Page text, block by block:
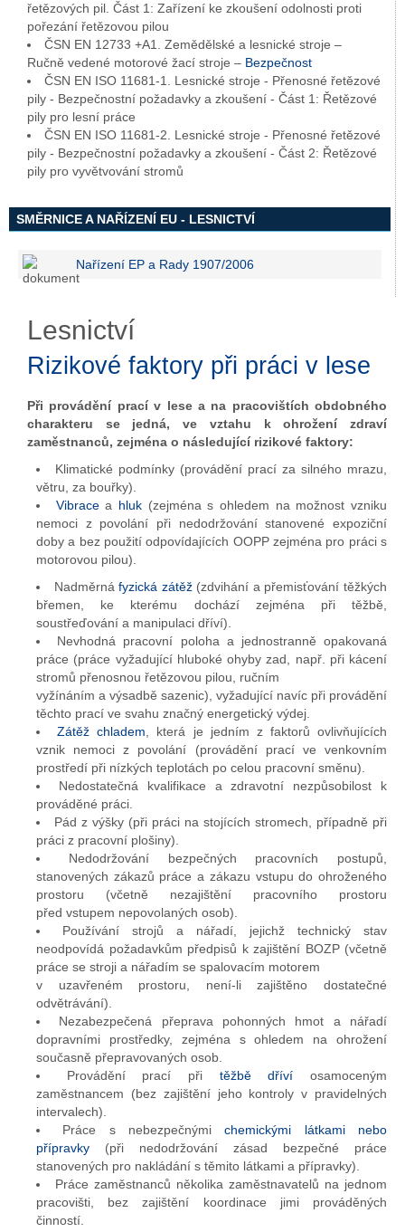
řetězových pil. Část 1: Zařízení ke zkoušení odolnosti proti
pořezání řetězovou pilou
ČSN EN 12733 +A1. Zemědělské a lesnické stroje –
Ručně vedené motorové žací stroje – Bezpečnost
ČSN EN ISO 11681-1. Lesnické stroje - Přenosné řetězové
pily - Bezpečnostní požadavky a zkoušení - Část 1: Řetězové
pily pro lesní práce
ČSN EN ISO 11681-2. Lesnické stroje - Přenosné řetězové
pily - Bezpečnostní požadavky a zkoušení - Část 2: Řetězové
pily pro vyvětvování stromů
SMĚRNICE A NAŘÍZENÍ EU - LESNICTVÍ
Nařízení EP a Rady 1907/2006
Lesnictví
Rizikové faktory při práci v lese
Při provádění prací v lese a na pracovištích obdobného
charakteru se jedná, ve vztahu k ohrožení zdraví
zaměstnanců, zejména o následující rizikové faktory:
Klimatické podmínky (provádění prací za silného mrazu,
větru, za bouřky).
Vibracea hluk (zejména s ohledem na možnost vzniku
nemoci z povolání při nedodržování stanovené expoziční
doby a bez použití odpovídajících OOPP zejména pro práci s
motorovou pilou).
Nadměrnáfyzická zátěž(zdvihání a přemisťování těžkých
břemen, ke kterému dochází zejména při těžbě,
soustřeďování a manipulaci dříví).
Nevhodná pracovní poloha a jednostranně opakovaná
práce (práce vyžadující hluboké ohyby zad, např. při kácení
stromů přenosnou řetězovou pilou, ručním
vyžínáním a výsadbě sazenic), vyžadující navíc při provádění
těchto prací ve svahu značný energetický výdej.
Zátěž chladem , která je jedním z faktorů ovlivňujících
vznik nemoci z povolání (provádění prací ve venkovním
prostředí při nízkých teplotách po celou pracovní směnu).
Nedostatečná kvalifikace a zdravotní nezpůsobilost k
prováděné práci.
Pád z výšky (při práci na stojících stromech, případně při
práci z pracovní plošiny).
Nedodržování bezpečných pracovních postupů,
stanovených zákazů práce a zákazu vstupu do ohroženého
prostoru (včetně nezajištění pracovního prostoru
před vstupem nepovolaných osob).
Používání strojů a nářadí, jejichž technický stav
neodpovídá požadavkům předpisů k zajištění BOZP (včetně
práce se stroji a nářadím se spalovacím motorem
v uzavřeném prostoru, není-li zajištěno dostatečné
odvětrávání).
Nezabezpečená přeprava pohonných hmot a nářadí
dopravními prostředky, zejména s ohledem na ohrožení
současně přepravovaných osob.
Provádění prací při těžbě dříví osamoceným
zaměstnancem (bez zajištění jeho kontroly v pravidelných
intervalech).
Práce s nebezpečnýmichemickými látkami nebo
přípravky (při nedodržování zásad bezpečné práce
stanovených pro nakládání s těmito látkami a přípravky).
Práce zaměstnanců několika zaměstnavatelů na jednom
pracovišti, bez zajištění koordinace jimi prováděných
činností.